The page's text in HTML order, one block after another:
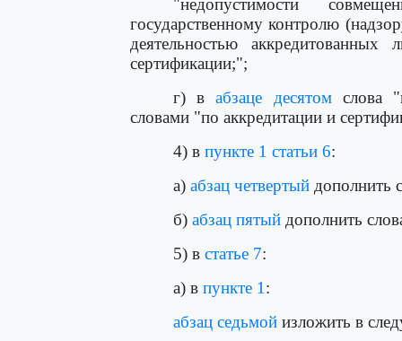
"недопустимости
государственному контролю
деятельностью
сертификации;";
г) вабзаце десятомслова
словами "по аккредитации и
4) в пункте 1 статьи 6:
а) абзац четвертый дополнить
б) абзац пятый дополнить
5) в статье 7:
а) в пункте 1 :
абзац седьмой изложить в